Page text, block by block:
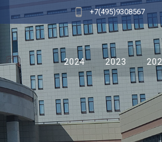
+7(495)9308567
2024 2023